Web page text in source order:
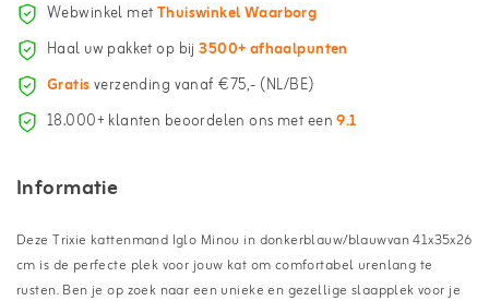
Webwinkel metThuiswinkel Waarborg
Haal uw pakket op bij3500+ afhaalpunten
Gratisverzending vanaf €75,- (NL/BE)
18.000+ klanten beoordelen ons met een9.1
Informatie
Deze Trixie kattenmand Iglo Minou in donkerblauw/blauwvan 41x35x26
cm is de perfecte plek voor jouw kat om comfortabel urenlang te
rusten. Ben je op zoek naar een unieke en gezellige slaapplek voor je